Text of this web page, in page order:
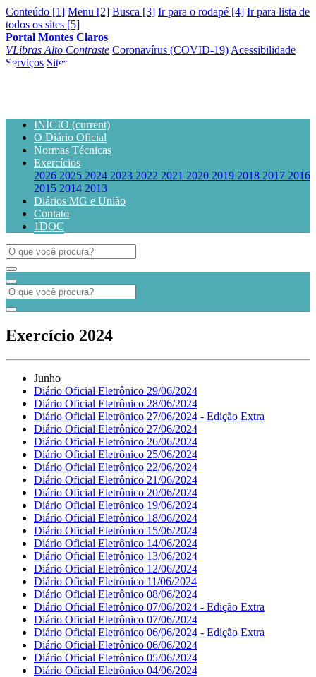
Conteúdo [1] Menu [2] Busca [3] Ir para o rodapé [4] Ir para lista de
todos os sites [5]
Portal Montes Claros
VLibras Alto Contraste Coronavírus (COVID-19) Acessibilidade
Serviços Sites
INÍCIO (current)
O Diário Oficial
Normas Técnicas
Exercícios
2026 2025 2024 2023 2022 2021 2020 2019 2018 2017 2016
2015 2014 2013
Diários MG e União
Contato
1DOC
Exercício 2024
Junho
Diário Oficial Eletrônico 29/06/2024
Diário Oficial Eletrônico 28/06/2024
Diário Oficial Eletrônico 27/06/2024 - Edição Extra
Diário Oficial Eletrônico 27/06/2024
Diário Oficial Eletrônico 26/06/2024
Diário Oficial Eletrônico 25/06/2024
Diário Oficial Eletrônico 22/06/2024
Diário Oficial Eletrônico 21/06/2024
Diário Oficial Eletrônico 20/06/2024
Diário Oficial Eletrônico 19/06/2024
Diário Oficial Eletrônico 18/06/2024
Diário Oficial Eletrônico 15/06/2024
Diário Oficial Eletrônico 14/06/2024
Diário Oficial Eletrônico 13/06/2024
Diário Oficial Eletrônico 12/06/2024
Diário Oficial Eletrônico 11/06/2024
Diário Oficial Eletrônico 08/06/2024
Diário Oficial Eletrônico 07/06/2024 - Edição Extra
Diário Oficial Eletrônico 07/06/2024
Diário Oficial Eletrônico 06/06/2024 - Edição Extra
Diário Oficial Eletrônico 06/06/2024
Diário Oficial Eletrônico 05/06/2024
Diário Oficial Eletrônico 04/06/2024